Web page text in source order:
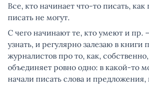
Все, кто начинает что-то писать, как
писать не могут.
С чего начинают те, кто умеют и пр.
узнать, и регулярно залезаю в книги
журналистов про то, как,
объединяет ровно одно: в какой-то
начали писать слова и предложения,